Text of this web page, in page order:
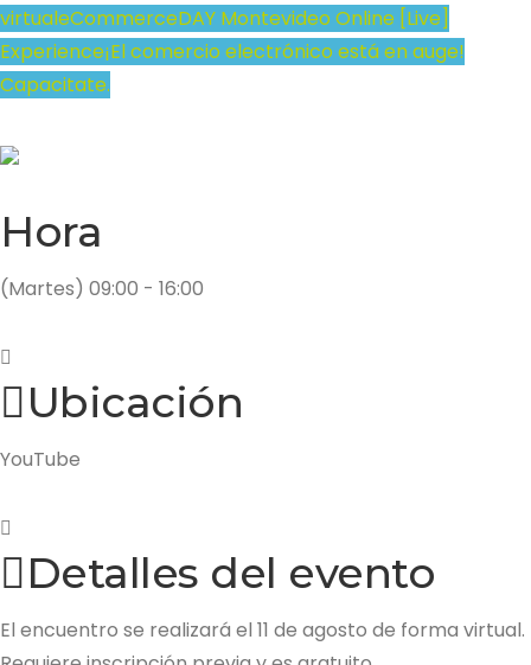
virtualeCommerceDAY Montevideo Online [Live]
Experience¡El comercio electrónico está en auge!
Capacitate.
Hora
(Martes) 09:00 - 16:00
Ubicación
YouTube
Detalles del evento
El encuentro se realizará el 11 de agosto de forma virtual.